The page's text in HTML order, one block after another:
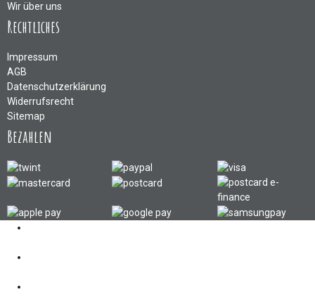
Wir über uns
Rechtliches
Impressum
AGB
Datenschutzerklärung
Widerrufsrecht
Sitemap
Bezahlen